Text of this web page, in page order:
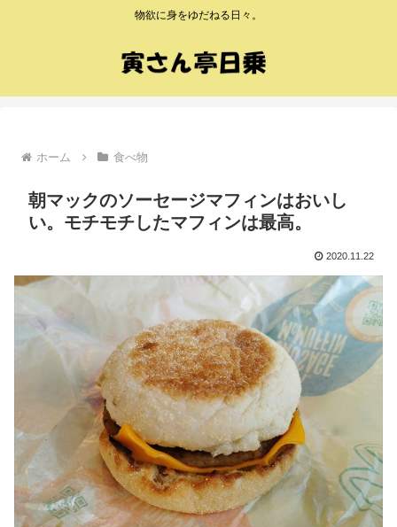
物欲に身をゆだねる日々。
ホーム 食べ物
朝マックのソーセージマフィンはおいし
い。モチモチしたマフィンは最高。
2020.11.22